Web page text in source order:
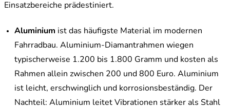
Einsatzbereiche prädestiniert.
Aluminium ist das häufigste Material im modernen
Fahrradbau. Aluminium-Diamantrahmen wiegen
typischerweise 1.200 bis 1.800 Gramm und kosten als
Rahmen allein zwischen 200 und 800 Euro. Aluminium
ist leicht, erschwinglich und korrosionsbeständig. Der
Nachteil: Aluminium leitet Vibrationen stärker als Stahl